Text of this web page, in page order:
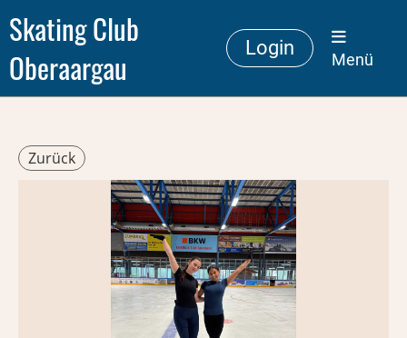
Skating Club
Oberaargau
Login
Menü
Zurück